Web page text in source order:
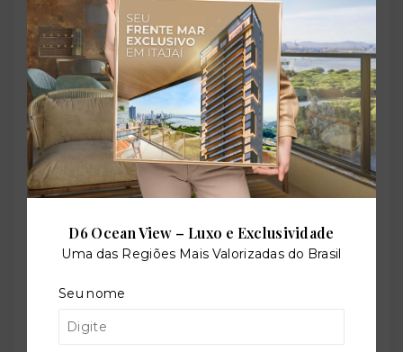
Referência:
O-67304-103851
Perfil:
Residencial
Situação:
D6 Ocean View – Luxo e Exclusividade
Uma das Regiões Mais Valorizadas do Brasil
Seu nome